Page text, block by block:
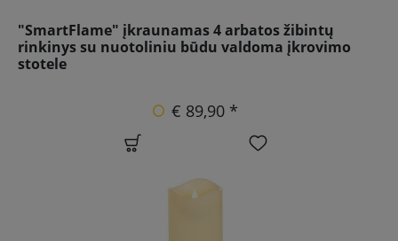
"SmartFlame" įkraunamas 4 arbatos žibintų
rinkinys su nuotoliniu būdu valdoma įkrovimo
stotele
€ 89,90 *